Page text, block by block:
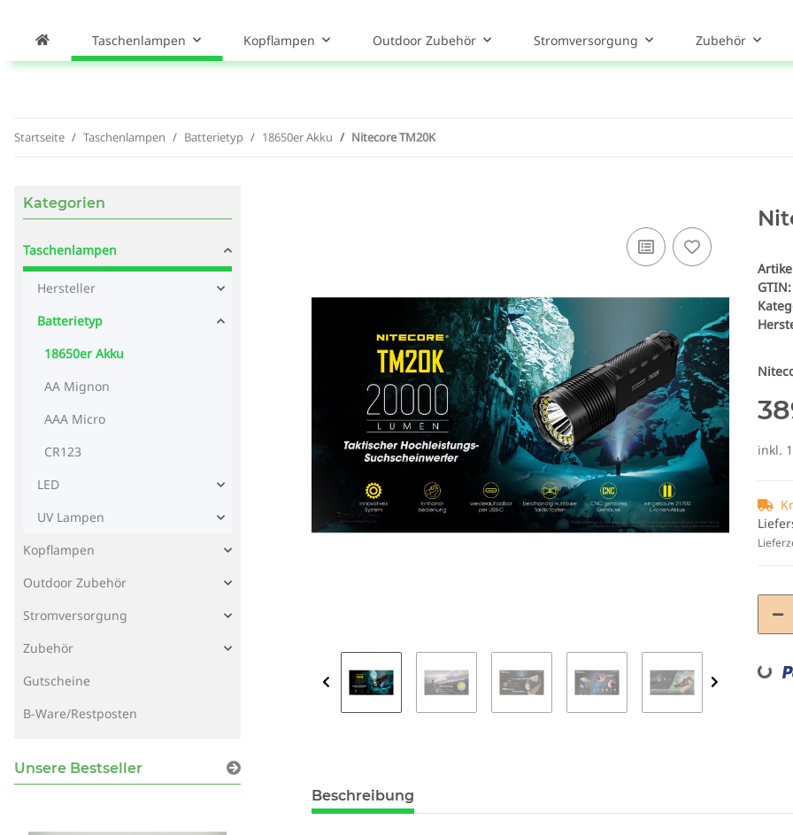
Taschenlampen Kopflampen Outdoor Zubehör Stromversorgung Zubehör
Startseite Taschenlampen Batterietyp 18650er Akku Nitecore TM20K
GTIN:
inkl.
Beschreibung
Kategorien
Taschenlampen
Hersteller
Batterietyp
18650er Akku
AA Mignon
AAA Micro
CR123
LED
UV Lampen
Kopflampen
Outdoor Zubehör
Stromversorgung
Zubehör
Gutscheine
B-Ware/Restposten
Unsere Bestseller